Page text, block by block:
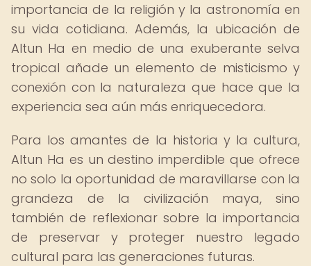
importancia de la religión y la astronomía en
su vida cotidiana. Además, la ubicación de
Altun Ha en medio de una exuberante selva
tropical añade un elemento de misticismo y
conexión con la naturaleza que hace que la
experiencia sea aún más enriquecedora.
Para los amantes de la historia y la cultura,
Altun Ha es un destino imperdible que ofrece
no solo la oportunidad de maravillarse con la
grandeza de la civilización maya, sino
también de reflexionar sobre la importancia
de preservar y proteger nuestro legado
cultural para las generaciones futuras.